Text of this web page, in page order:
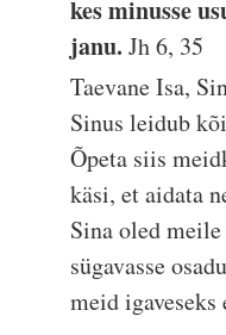
kes minusse
janu.Jh 6, 35
Taevane Isa,
Sinus leidub
Õpeta siis
käsi, et aidata
Sina oled
sügavasse
meid igaveseks